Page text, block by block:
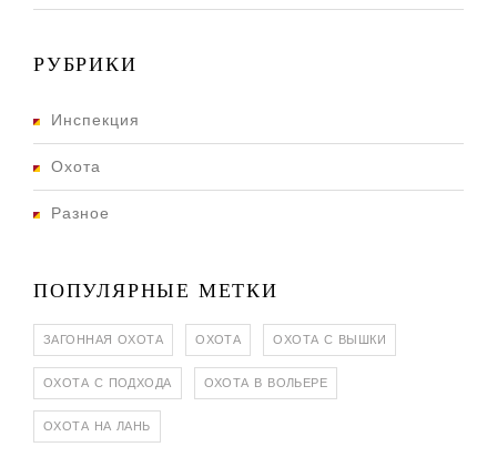
РУБРИКИ
Инспекция
Охота
Разное
ПОПУЛЯРНЫЕ МЕТКИ
ЗАГОННАЯ ОХОТА ОХОТА ОХОТА С ВЫШКИ
ОХОТА С ПОДХОДА ОХОТА В ВОЛЬЕРЕ
ОХОТА НА ЛАНЬ